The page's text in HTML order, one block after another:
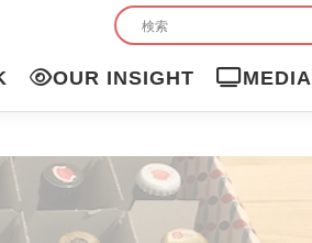
OUR INSIGHT MEDIA